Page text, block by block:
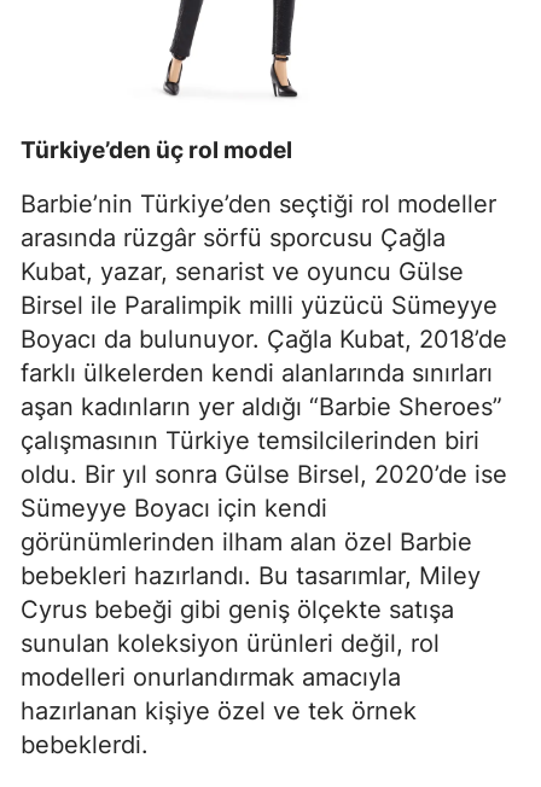
Türkiye’den üç rol model
Barbie’nin Türkiye’den seçtiği rol modeller
arasında rüzgâr sörfü sporcusu Çağla
Kubat, yazar, senarist ve oyuncu Gülse
Birsel ile Paralimpik milli yüzücü Sümeyye
Boyacı da bulunuyor. Çağla Kubat, 2018’de
farklı ülkelerden kendi alanlarında sınırları
aşan kadınların yer aldığı “Barbie Sheroes”
çalışmasının Türkiye temsilcilerinden biri
oldu. Bir yıl sonra Gülse Birsel, 2020’de ise
Sümeyye Boyacı için kendi
görünümlerinden ilham alan özel Barbie
bebekleri hazırlandı. Bu tasarımlar, Miley
Cyrus bebeği gibi geniş ölçekte satışa
sunulan koleksiyon ürünleri değil, rol
modelleri onurlandırmak amacıyla
hazırlanan kişiye özel ve tek örnek
bebeklerdi.